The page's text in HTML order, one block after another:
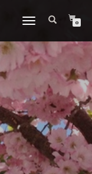
Slå
navigering
0